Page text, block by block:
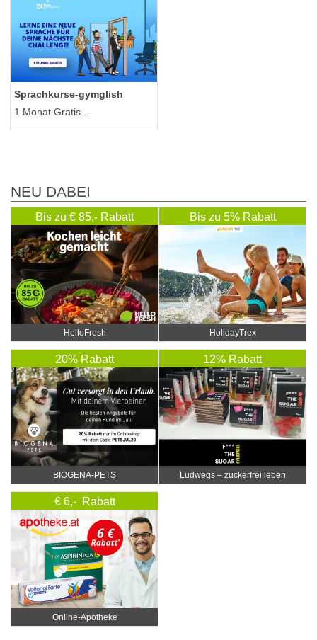
Sprachkurse-gymglish
1 Monat Gratis...
NEU DABEI
Bis zu € 85,- Rabatt
HelloFresh
Bis zu 5% Rabatt
HolidayTrex
20% Rabatt
BIOGENA-PETS
12% Rabatt
Ludwegs – zuckerfrei leben
€ 6,- Rabatt
Online‑Apotheke